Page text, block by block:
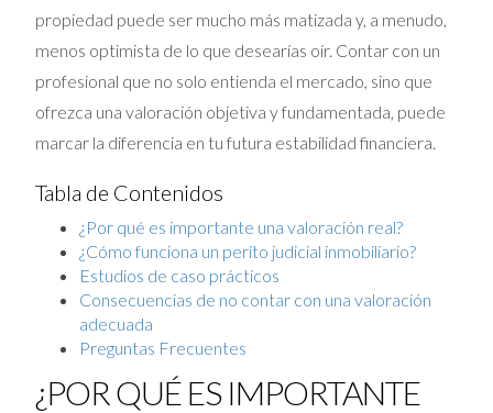
propiedad puede ser mucho más matizada y, a menudo,
menos optimista de lo que desearías oír. Contar con un
profesional que no solo entienda el mercado, sino que
ofrezca una valoración objetiva y fundamentada, puede
marcar la diferencia en tu futura estabilidad financiera.
Tabla de Contenidos
¿Por qué es importante una valoración real?
¿Cómo funciona un perito judicial inmobiliario?
Estudios de caso prácticos
Consecuencias de no contar con una valoración
adecuada
Preguntas Frecuentes
¿POR QUÉ ES IMPORTANTE